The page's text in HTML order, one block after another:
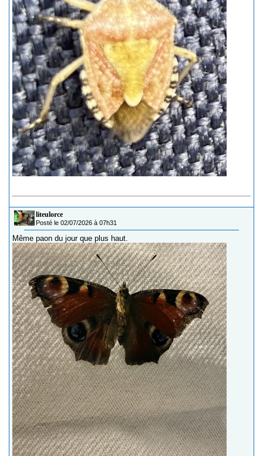
liteulorce
Posté le 02/07/2026 à 07h31
Même paon du jour que plus haut.